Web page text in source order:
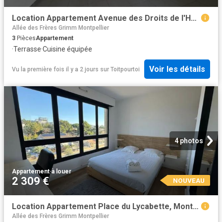
Location Appartement Avenue des Droits de l'Homme, Montpellier
Allée des Frères Grimm Montpellier
3 PiècesAppartement
·Terrasse·Cuisine équipée
Vu la première fois il y a 2 jours sur Toitpourtoi Voir les détails
4 photos
Appartement·à louer
2 309 € NOUVEAU
Location Appartement Place du Lycabette, Montpellier
Allée des Frères Grimm Montpellier